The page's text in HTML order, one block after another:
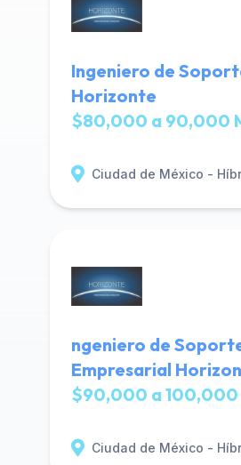
Ingeniero de
Horizonte
$80,000 a 90,000
Ciudad de México -
ngeniero de
Empresarial
$90,000 a 100,000
Ciudad de México -